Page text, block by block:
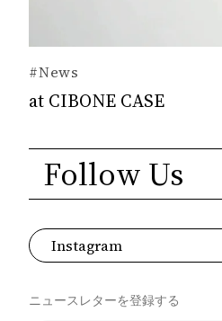
#News
at CIBONE CASE
Follow Us
Instagram
ニュースレターを登録する